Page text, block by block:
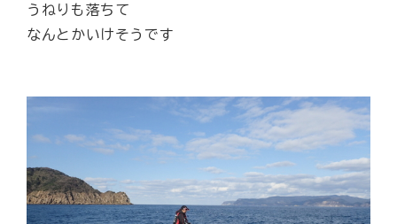
うねりも落ちて
なんとかいけそうです